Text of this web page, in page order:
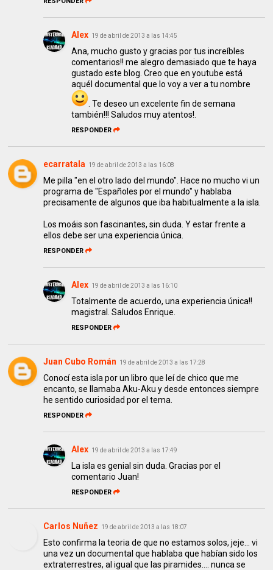
Alex 19 de abril de 2013 a las 14:45
Ana, mucho gusto y gracias por tus increíbles
comentarios!! me alegro demasiado que te haya
gustado este blog. Creo que en youtube está
aquél documental que lo voy a ver a tu nombre
. Te deseo un excelente fin de semana
también!!! Saludos muy atentos!.
RESPONDER
ecarratala 19 de abril de 2013 a las 16:08
Me pilla "en el otro lado del mundo". Hace no mucho vi un
programa de "Españoles por el mundo" y hablaba
precisamente de algunos que iba habitualmente a la isla.
Los moáis son fascinantes, sin duda. Y estar frente a
ellos debe ser una experiencia única.
RESPONDER
Alex 19 de abril de 2013 a las 16:10
Totalmente de acuerdo, una experiencia única!!
magistral. Saludos Enrique.
RESPONDER
Juan Cubo Román 19 de abril de 2013 a las 17:28
Conocí esta isla por un libro que leí de chico que me
encanto, se llamaba Aku-Aku y desde entonces siempre
he sentido curiosidad por el tema.
RESPONDER
Alex 19 de abril de 2013 a las 17:49
La isla es genial sin duda. Gracias por el
comentario Juan!
RESPONDER
Carlos Nuñez 19 de abril de 2013 a las 18:07
Esto confirma la teoria de que no estamos solos, jeje... vi
una vez un documental que hablaba que habían sido los
extraterrestres, al igual que las piramides.... nunca se